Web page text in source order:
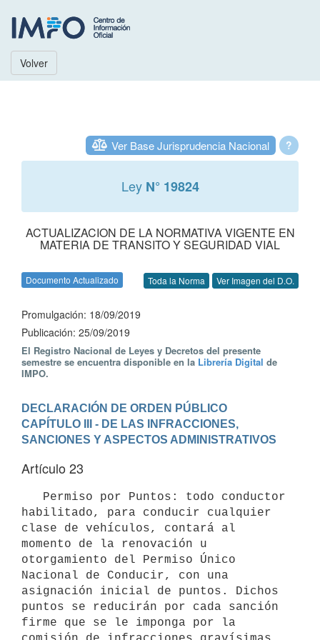
Volver
?
Ver Base Jurisprudencia Nacional
Ley N° 19824
ACTUALIZACION DE LA NORMATIVA VIGENTE EN
MATERIA DE TRANSITO Y SEGURIDAD VIAL
Documento Actualizado Toda la Norma Ver Imagen del D.O.
Promulgación: 18/09/2019
Publicación: 25/09/2019
El Registro Nacional de Leyes y Decretos del presente
semestre se encuentra disponible en la Librería Digital de
IMPO.
DECLARACIÓN DE ORDEN PÚBLICO
CAPÍTULO III - DE LAS INFRACCIONES,
SANCIONES Y ASPECTOS ADMINISTRATIVOS
Artículo 23
habilitado, para conducir cualquier
clase de vehículos, contará al
momento de la renovación u
otorgamiento del Permiso Único
Nacional de Conducir, con una
asignación inicial de puntos. Dichos
puntos se reducirán por cada sanción
firme que se le imponga por la